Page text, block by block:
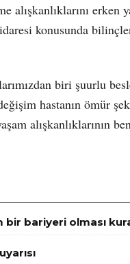
alışkanlıklarını
konusunda
biri şuurlu
hastanın ömür
alışkanlıklarının
bir bariyeri olması